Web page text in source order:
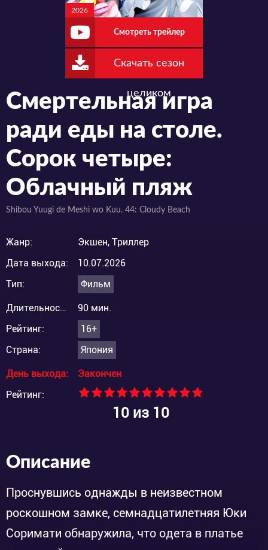
2026
Смотреть трейлер
Скачать сезон
целиком
Смертельная игра
ради еды на столе.
Сорок четыре:
Облачный пляж
Shibou Yuugi de Meshi wo Kuu. 44: Cloudy Beach
Жанр:
Экшен, Триллер
Дата выхода:
10.07.2026
Тип:
Фильм
Длительность:
90 мин.
Рейтинг:
16+
Страна:
Япония
День выхода:
Закончен
Рейтинг:
10из 10
Описание
Проснувшись однажды в неизвестном
роскошном замке, семнадцатилетняя Юки
Соримати обнаружила, что одета в платье